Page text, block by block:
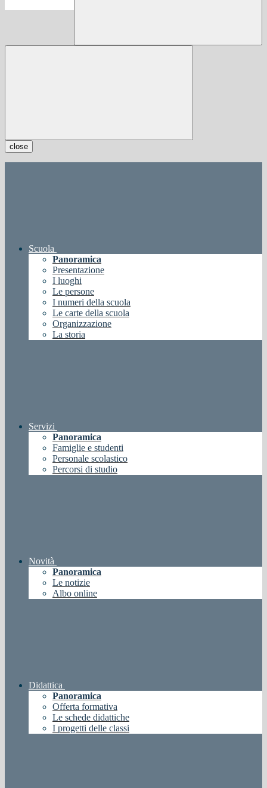
close
Scuola
Panoramica
Presentazione
I luoghi
Le persone
I numeri della scuola
Le carte della scuola
Organizzazione
La storia
Servizi
Panoramica
Famiglie e studenti
Personale scolastico
Percorsi di studio
Novità
Panoramica
Le notizie
Albo online
Didattica
Panoramica
Offerta formativa
Le schede didattiche
I progetti delle classi